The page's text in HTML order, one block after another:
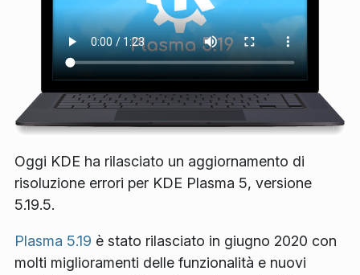
Oggi KDE ha rilasciato un aggiornamento di
risoluzione errori per KDE Plasma 5, versione
5.19.5.
Plasma 5.19 è stato rilasciato in giugno 2020 con
molti miglioramenti delle funzionalità e nuovi